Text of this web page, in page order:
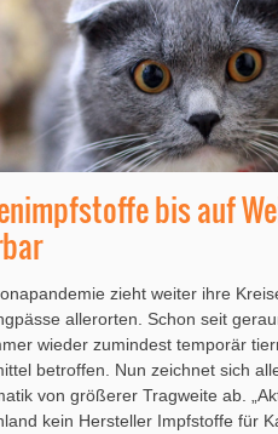
bis auf
zieht weiter ihre
allerorten. Schon seit
wieder zumindest temporär
betroffen. Nun zeichnet sich
von größerer Tragweite ab.
kein Hersteller Impfstoffe für